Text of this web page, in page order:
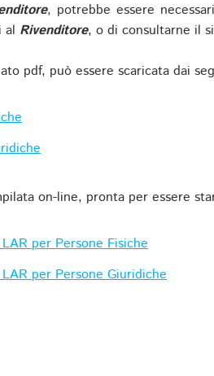
, potrebbe essere
al Rivenditore, o di consultarne il
pdf, può essere scaricata dai
on-line, pronta per essere
per Persone Fisiche
per Persone Giuridiche